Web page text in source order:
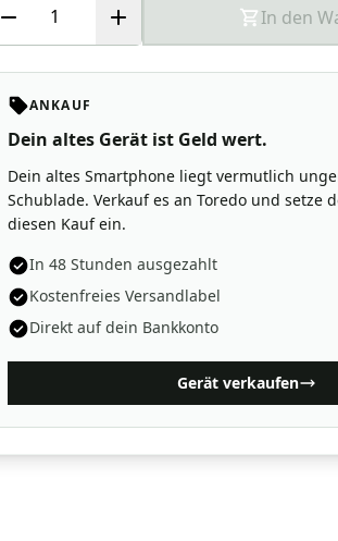
In den
ANKAUF
Dein altes Gerät ist Geld wert.
Dein altes Smartphone liegt vermutlich
Schublade. Verkauf es an Toredo und setze
diesen Kauf ein.
In 48 Stunden ausgezahlt
Kostenfreies Versandlabel
Direkt auf dein Bankkonto
Gerät verkaufen